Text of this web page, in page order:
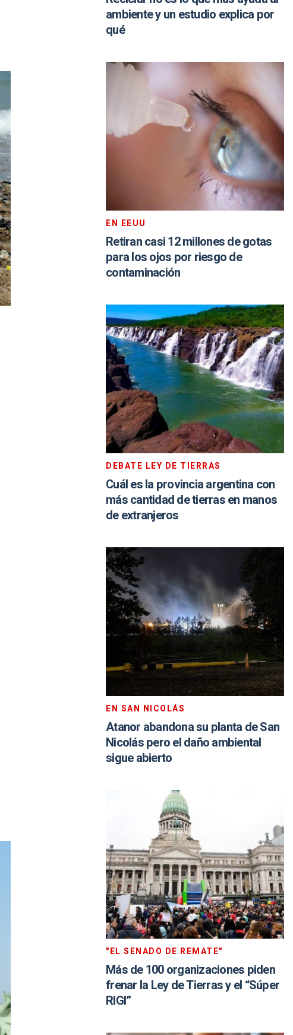
ambiente y un estudio explica por
qué
EN EEUU
Retiran casi 12 millones de gotas
para los ojos por riesgo de
contaminación
DEBATE LEY DE TIERRAS
Cuál es la provincia argentina con
más cantidad de tierras en manos
de extranjeros
EN SAN NICOLÁS
Atanor abandona su planta de San
Nicolás pero el daño ambiental
sigue abierto
"EL SENADO DE REMATE"
Más de 100 organizaciones piden
frenar la Ley de Tierras y el “Súper
RIGI”